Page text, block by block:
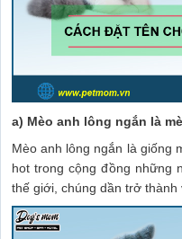
a) Mèo anh lông ngắn là
Mèo anh lông ngắn là giống
hot trong cộng đồng những
thế giới, chúng dần trở thành